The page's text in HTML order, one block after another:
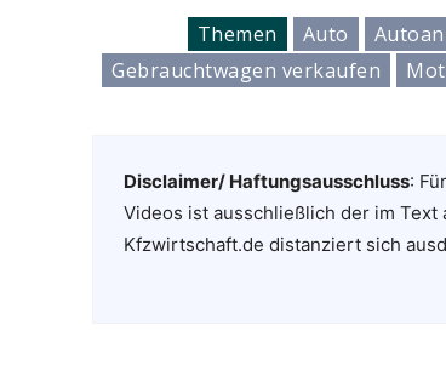
Themen Auto
Gebrauchtwagen verkaufen
Disclaimer/ Haftungsausschluss:
Videos ist ausschließlich der im
Kfzwirtschaft.de distanziert sich